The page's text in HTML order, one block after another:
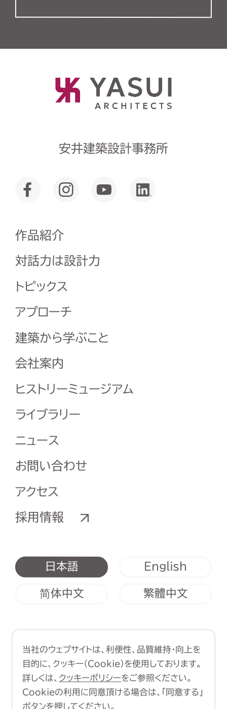
安井建築設計事務所
作品紹介
対話力は設計力
トピックス
アプローチ
建築から学ぶこと
会社案内
ヒストリーミュージアム
ライブラリー
ニュース
お問い合わせ
アクセス
採用情報
日本語 English
简体中文 繁體中文
Copyright (C) 1998-2026 Yasui
Architects & Engineers, Inc.
当社のウェブサイトは、利便性、品質維持・向上を
目的に、クッキー（Cookie）を使用しております。
詳しくは、 クッキーポリシーをご参照ください。
Cookieの利用に同意頂ける場合は、「同意する」
ボタンを押してください。